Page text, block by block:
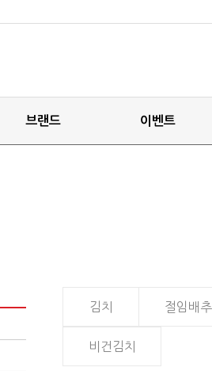
브랜드 이벤트
김치 절임배추
비건김치